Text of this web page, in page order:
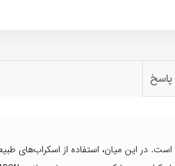
در این میان، استفاده از اسکراب‌های